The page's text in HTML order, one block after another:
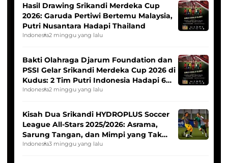
Hasil Drawing Srikandi Merdeka Cup
2026: Garuda Pertiwi Bertemu Malaysia,
Putri Nusantara Hadapi Thailand
Indonesia2 minggu yang lalu
Bakti Olahraga Djarum Foundation dan
PSSI Gelar Srikandi Merdeka Cup 2026 di
Kudus: 2 Tim Putri Indonesia Hadapi 6
Tim Asia
Indonesia2 minggu yang lalu
Kisah Dua Srikandi HYDROPLUS Soccer
League All-Stars 2025/2026: Asrama,
Sarung Tangan, dan Mimpi yang Tak
Pernah Padam
Indonesia3 minggu yang lalu